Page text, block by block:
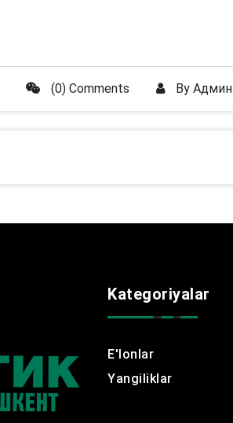
(0) Comments By Админ
Kategoriyalar
E'lonlar
Yangiliklar